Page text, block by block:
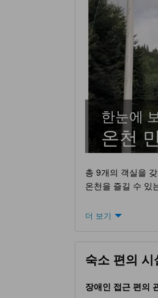
한눈에
온천
총 9개의 객실을
온천을 즐길 수 있
더 보기
숙소 편의
장애인 접근 편의